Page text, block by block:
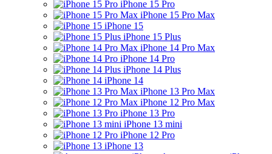
iPhone 15 Pro
iPhone 15 Pro Max
iPhone 15
iPhone 15 Plus
iPhone 14 Pro Max
iPhone 14 Pro
iPhone 14 Plus
iPhone 14
iPhone 13 Pro Max
iPhone 12 Pro Max
iPhone 13 Pro
iPhone 13 mini
iPhone 12 Pro
iPhone 13